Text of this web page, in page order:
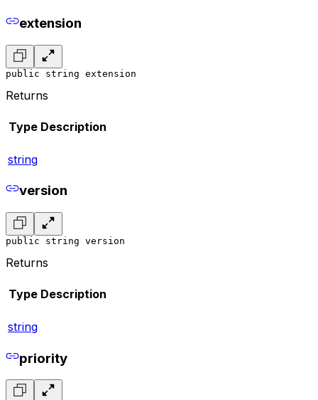
extension
public string extension
Returns
Type Description
string
version
public string version
Returns
Type Description
string
priority